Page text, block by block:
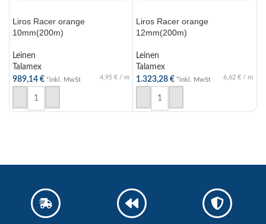
Liros Racer orange
10mm(200m)
Leinen
Talamex
989,14 € *inkl. MwSt 4,95 € / m
IN DEN WARENKORB
Liros Racer orange
12mm(200m)
Leinen
Talamex
1.323,28 € *inkl. MwSt 6,62 € / m
IN DEN WARENKORB